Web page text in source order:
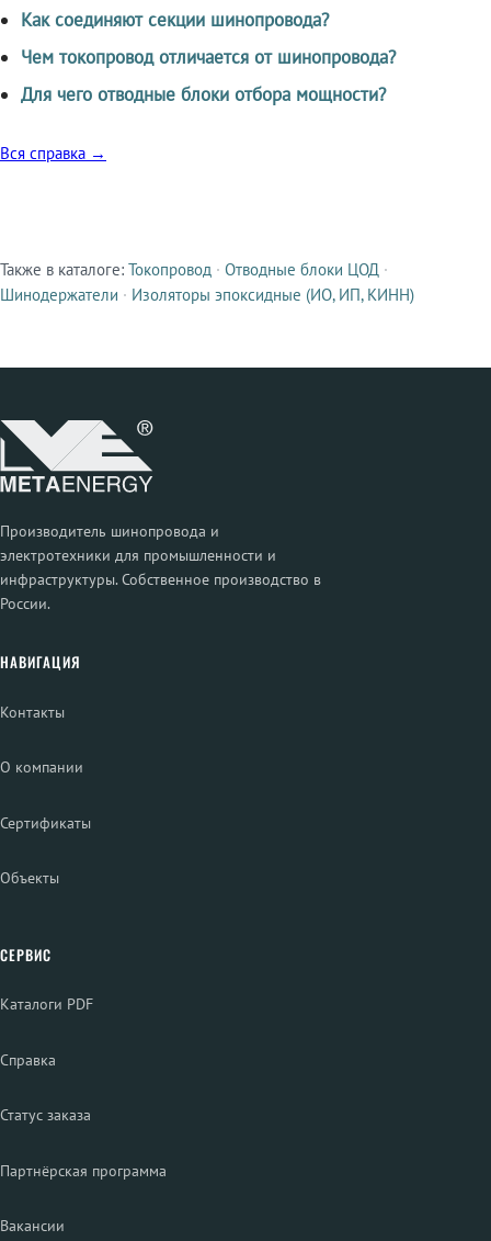
Как соединяют секции шинопровода?
Чем токопровод отличается от шинопровода?
Для чего отводные блоки отбора мощности?
Вся справка →
Смежные продукты
Также в каталоге: Токопровод · Отводные блоки ЦОД ·
Шинодержатели · Изоляторы эпоксидные (ИО, ИП, КИНН)
Производитель шинопровода и
электротехники для промышленности и
инфраструктуры. Собственное производство в
России.
НАВИГАЦИЯ
Контакты
О компании
Сертификаты
Объекты
СЕРВИС
Каталоги PDF
Справка
Статус заказа
Партнёрская программа
Вакансии